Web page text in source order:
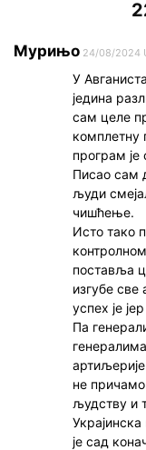
Мурињо 24/08/2024
У
једина
сам целе
комплетну
програм је
Писао сам
људи
чишћење.
Исто тако
поставља
изгубе све
успех је
Па
не
људству и
је сад